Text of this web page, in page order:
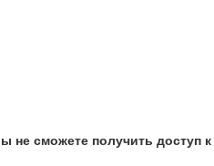
сможете получить доступ к